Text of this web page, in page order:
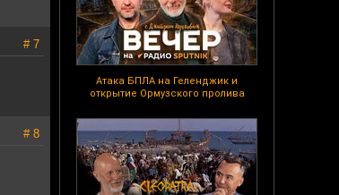
Атака БПЛА на Геленджик и
открытие Ормузского пролива
# 7
# 8